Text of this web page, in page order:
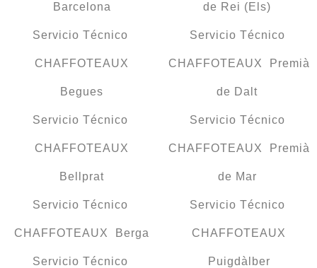
Barcelona
Servicio Técnico
CHAFFOTEAUX
Begues
Servicio Técnico
CHAFFOTEAUX
Bellprat
Servicio Técnico
CHAFFOTEAUX Berga
Servicio Técnico
de Rei (Els)
Servicio Técnico
CHAFFOTEAUX Premià
de Dalt
Servicio Técnico
CHAFFOTEAUX Premià
de Mar
Servicio Técnico
CHAFFOTEAUX
Puigdàlber